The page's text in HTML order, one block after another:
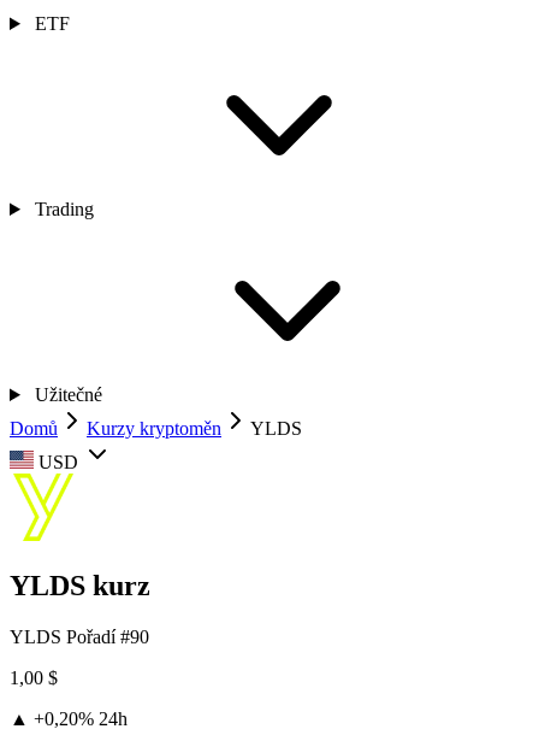
ETF
Trading
Užitečné
Domů
Kurzy kryptoměn
YLDS
USD
YLDS kurz
YLDS Pořadí #90
1,00 $
▲ +0,20% 24h